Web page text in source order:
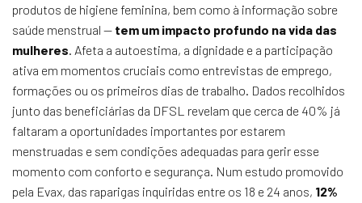
produtos de higiene feminina, bem como à informação sobre
saúde menstrual — tem um impacto profundo na vida das
mulheres. Afeta a autoestima, a dignidade e a participação
ativa em momentos cruciais como entrevistas de emprego,
formações ou os primeiros dias de trabalho. Dados recolhidos
junto das beneficiárias da DFSL revelam que cerca de 40% já
faltaram a oportunidades importantes por estarem
menstruadas e sem condições adequadas para gerir esse
momento com conforto e segurança. Num estudo promovido
pela Evax, das raparigas inquiridas entre os 18 e 24 anos, 12%